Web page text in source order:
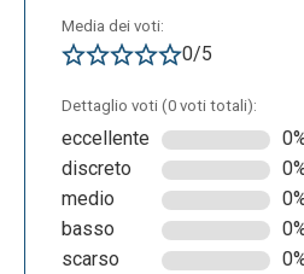
inserendo: indirizzo email;
password.
Media dei voti:
0/5
Dettaglio voti (0 voti totali):
eccellente
discreto
medio
basso
scarso